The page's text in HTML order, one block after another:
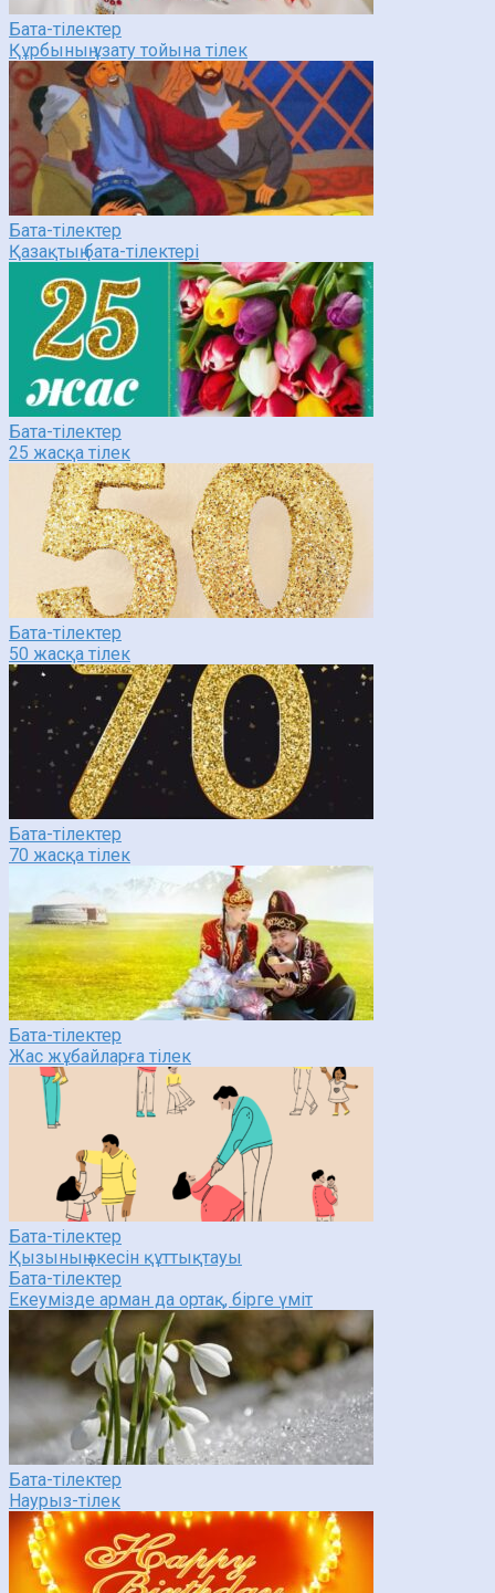
Бата-тілектер
Құрбының ұзату тойына тілек
Бата-тілектер
Қазақтың бата-тілектері
Бата-тілектер
25 жасқа тілек
Бата-тілектер
50 жасқа тілек
Бата-тілектер
70 жасқа тілек
Бата-тілектер
Жас жұбайларға тілек
Бата-тілектер
Қызының әкесін құттықтауы
Бата-тілектер
Екеумізде арман да ортақ, бірге үміт
Бата-тілектер
Наурыз-тілек